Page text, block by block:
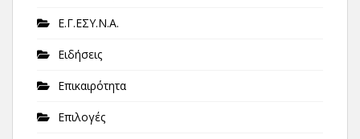
Ε.Γ.ΕΣΥ.Ν.Α.
Ειδήσεις
Επικαιρότητα
Επιλογές